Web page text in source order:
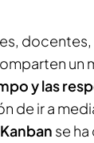
un
y las
de ir a
se